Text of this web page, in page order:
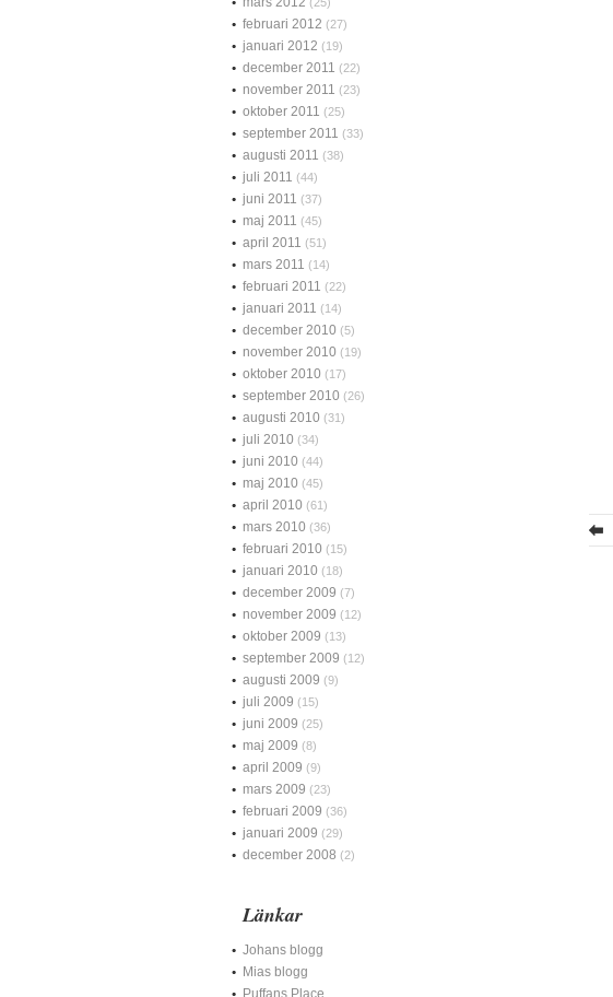
februari 2012 (27)
januari 2012 (19)
december 2011 (22)
november 2011 (23)
oktober 2011 (25)
september 2011 (33)
augusti 2011 (38)
juli 2011 (44)
juni 2011 (37)
maj 2011 (45)
april 2011 (51)
mars 2011 (14)
februari 2011 (22)
januari 2011 (14)
december 2010 (5)
november 2010 (19)
oktober 2010 (17)
september 2010 (26)
augusti 2010 (31)
juli 2010 (34)
juni 2010 (44)
maj 2010 (45)
april 2010 (61)
mars 2010 (36)
februari 2010 (15)
januari 2010 (18)
december 2009 (7)
november 2009 (12)
oktober 2009 (13)
september 2009 (12)
augusti 2009 (9)
juli 2009 (15)
juni 2009 (25)
maj 2009 (8)
april 2009 (9)
mars 2009 (23)
februari 2009 (36)
januari 2009 (29)
december 2008 (2)
Länkar
Johans blogg
Mias blogg
Puffans Place